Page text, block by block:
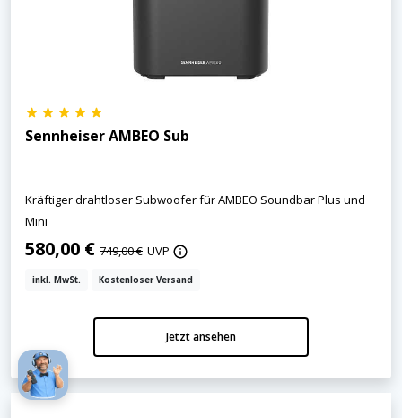
Sennheiser AMBEO Sub
Kräftiger drahtloser Subwoofer für AMBEO Soundbar Plus und
Mini
580,00 € 749,00 € UVP
inkl. MwSt. Kostenloser Versand
Jetzt ansehen